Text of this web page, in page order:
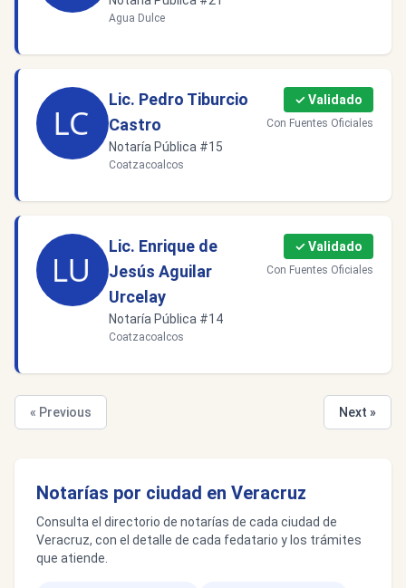
Agua Dulce
Lic. Pedro Tiburcio
Castro
Notaría Pública #15
Coatzacoalcos
✓ Validado
Con Fuentes Oficiales
Lic. Enrique de
Jesús Aguilar
Urcelay
Notaría Pública #14
Coatzacoalcos
✓ Validado
Con Fuentes Oficiales
« Previous Next »
Notarías por ciudad en Veracruz
Consulta el directorio de notarías de cada ciudad de
Veracruz, con el detalle de cada fedatario y los trámites
que atiende.